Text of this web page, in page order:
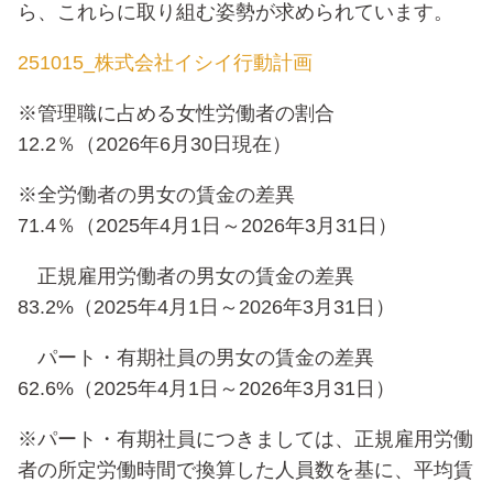
ら、これらに取り組む姿勢が求められています。
251015_株式会社イシイ行動計画
※管理職に占める女性労働者の割合
12.2％（2026年6月30日現在）
※全労働者の男女の賃金の差異
71.4％（2025年4月1日～2026年3月31日）
正規雇用労働者の男女の賃金の差異
83.2%（2025年4月1日～2026年3月31日）
パート・有期社員の男女の賃金の差異
62.6%（2025年4月1日～2026年3月31日）
※パート・有期社員につきましては、正規雇用労働
者の所定労働時間で換算した人員数を基に、平均賃